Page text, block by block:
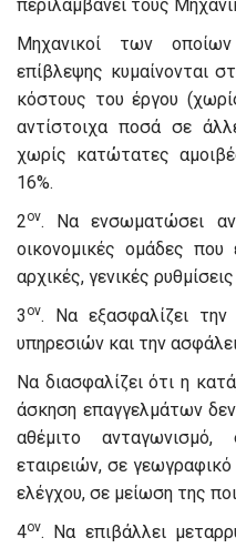
περιλαμβάνει τους
Μηχανικοί των
επίβλεψης κυμαίνονται
κόστους του έργου
αντίστοιχα ποσά σε
χωρίς κατώτατες
16%.
2ον. Να ενσωματώσει
οικονομικές ομάδες που
αρχικές, γενικές
3 ον. Να εξασφαλίζει
υπηρεσιών και την
Να διασφαλίζει ότι η
άσκηση επαγγελμάτων
αθέμιτο
εταιρειών, σε
ελέγχου, σε μείωση της
4ον. Να επιβάλλει